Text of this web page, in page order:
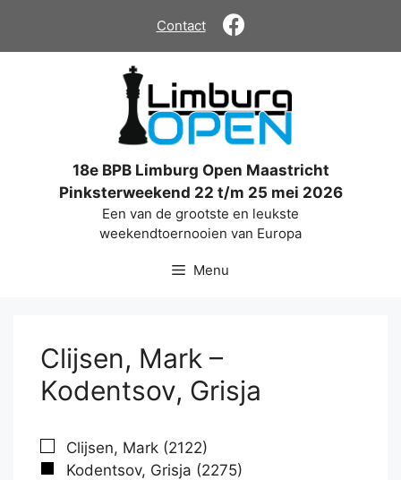
de
Contact
18e BPB Limburg Open Maastricht
Pinksterweekend 22 t/m 25 mei 2026
Een van de grootste en leukste
weekendtoernooien van Europa
Menu
Clijsen, Mark –
Kodentsov, Grisja
Clijsen, Mark (2122)
Kodentsov, Grisja (2275)